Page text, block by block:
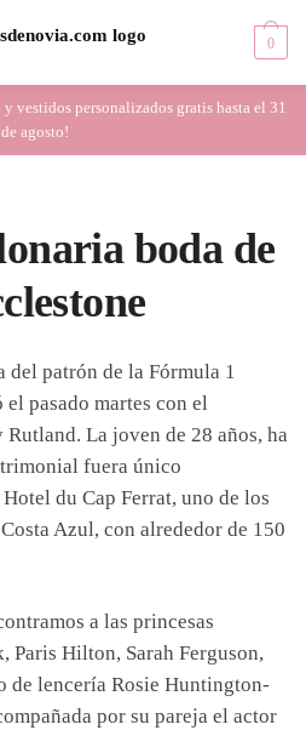
0
vestidos personalizados gratis hasta el 31
de agosto!
boda de
del patrón de la Fórmula 1
el pasado martes con el
La joven de 28 años, ha
fuera único
du Cap Ferrat, uno de los
Azul, con alrededor de 150
a las princesas
Paris Hilton, Sarah Ferguson,
de lencería Rosie Huntington-
por su pareja el actor